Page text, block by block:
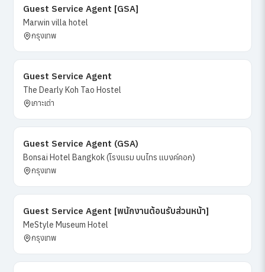
Guest Service Agent [GSA]
Marwin villa hotel
กรุงเทพ
Guest Service Agent
The Dearly Koh Tao Hostel
เกาะเต่า
Guest Service Agent (GSA)
Bonsai Hotel Bangkok (โรงแรม บนไทร แบงค์คอก)
กรุงเทพ
Guest Service Agent [พนักงานต้อนรับส่วนหน้า]
MeStyle Museum Hotel
กรุงเทพ